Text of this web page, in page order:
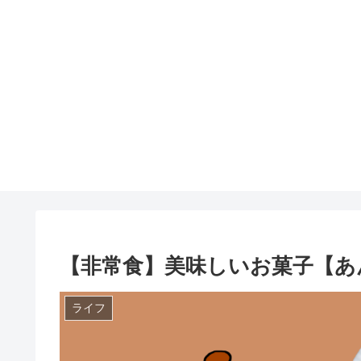
【非常食】美味しいお菓子【
ライフ